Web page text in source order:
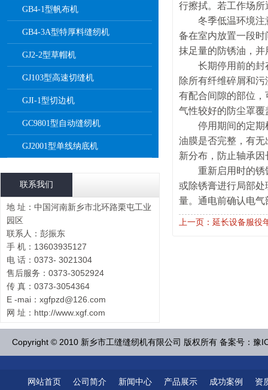
GB4-1型帆布机
GB4-3A型特厚料缝纫机
GJ2-2型草帽机
GJ103型高速切缝机
GJI-1型切边机
GC9801型自动缝纫机
GJ2001型单线纳底机
联系我们
地 址：中国河南新乡市北环路栗屯工业
园区
联系人：彭振东
手 机：13603935127
电 话：0373- 3021304
售后服务：0373-3052924
传 真：0373-3054364
E -mai：xgfpzd@126.com
网 址：http://www.xgf.com
行擦拭。若工作场
冬季低温环境注意
备在室内放置一段
抹足量的防锈油，
长期停用前的封存
除所有纤维碎屑和
有配合间隙的部位
气性较好的防尘罩
停用期间的定期检
油膜是否完整，有
新分布，防止轴承
重新启用时的锈蚀
或除锈膏进行局部
量。通电前确认电
上一页：延长设备服
Copyright © 2010 新乡市工缝缝纫机有限公司 版权所有 备案号：豫
网站首页 公司简介 新闻中心 产品展示 成功案例 资